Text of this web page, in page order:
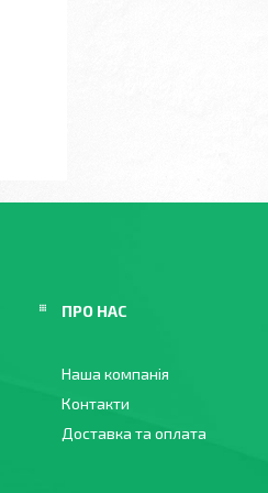
ПРО НАС
Наша компанія
Контакти
Доставка та оплата